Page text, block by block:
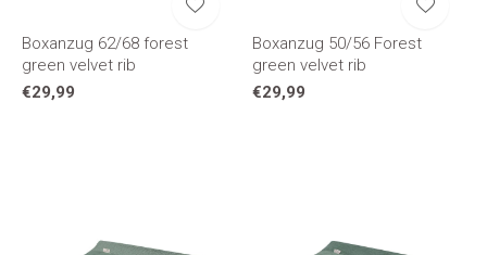
Boxanzug 62/68 forest
green velvet rib
€29,99
Boxanzug 50/56 Forest
green velvet rib
€29,99